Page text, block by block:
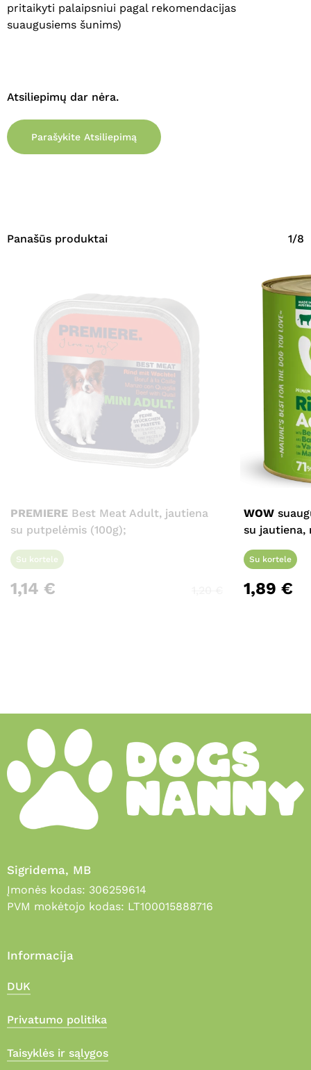
pritaikyti palaipsniui pagal rekomendacijas
suaugusiems šunims)
Atsiliepimų dar nėra.
Parašykite Atsiliepimą
Panašūs produktai 1/8
PREMIERE Best Meat Adult, jautiena
su putpelėmis (100g);
Su kortele
1,14 €
WOW
su jautiena,
Su kortele
1,89 €
Sigridema, MB
Įmonės kodas: 306259614
PVM mokėtojo kodas: LT100015888716
Informacija
DUK
Privatumo politika
Taisyklės ir sąlygos